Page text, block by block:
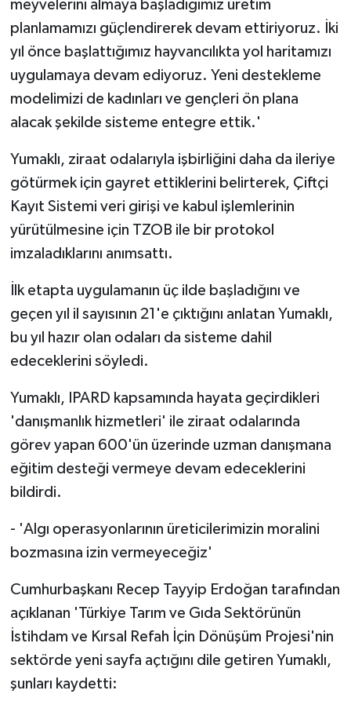
meyvelerini almaya başladığımız üretim
planlamamızı güçlendirerek devam ettiriyoruz. İki
yıl önce başlattığımız hayvancılıkta yol haritamızı
uygulamaya devam ediyoruz. Yeni destekleme
modelimizi de kadınları ve gençleri ön plana
alacak şekilde sisteme entegre ettik.'
Yumaklı, ziraat odalarıyla işbirliğini daha da ileriye
götürmek için gayret ettiklerini belirterek, Çiftçi
Kayıt Sistemi veri girişi ve kabul işlemlerinin
yürütülmesine için TZOB ile bir protokol
imzaladıklarını anımsattı.
İlk etapta uygulamanın üç ilde başladığını ve
geçen yıl il sayısının 21'e çıktığını anlatan Yumaklı,
bu yıl hazır olan odaları da sisteme dahil
edeceklerini söyledi.
Yumaklı, IPARD kapsamında hayata geçirdikleri
'danışmanlık hizmetleri' ile ziraat odalarında
görev yapan 600'ün üzerinde uzman danışmana
eğitim desteği vermeye devam edeceklerini
bildirdi.
- 'Algı operasyonlarının üreticilerimizin moralini
bozmasına izin vermeyeceğiz'
Cumhurbaşkanı Recep Tayyip Erdoğan tarafından
açıklanan 'Türkiye Tarım ve Gıda Sektörünün
İstihdam ve Kırsal Refah İçin Dönüşüm Projesi'nin
sektörde yeni sayfa açtığını dile getiren Yumaklı,
şunları kaydetti: